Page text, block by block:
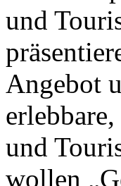
und
Angebot
und
wollen